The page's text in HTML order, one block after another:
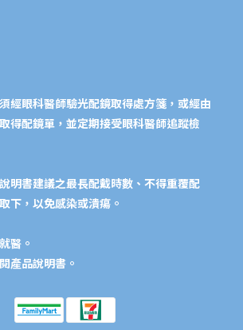
經眼科醫師驗光配鏡取得處方箋，或經由
得配鏡單，並定期接受眼科醫師追蹤檢
明書建議之最長配戴時數、不得重覆配
下，以免感染或潰瘍。
醫。
產品說明書。​